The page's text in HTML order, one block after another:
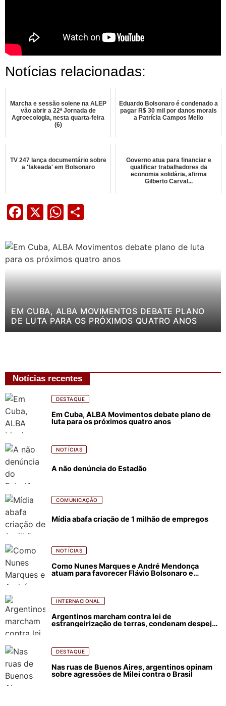
Notícias relacionadas:
Marcha e sessão solene na ALEP
vão abrir a 22ª Jornada de
Agroecologia, nesta quarta-feira
(6)
Eduardo Bolsonaro é condenado a
pagar R$ 30 mil por danos morais
a Patrícia Campos Mello
TV 247 lança documentário sobre
a 'fakeada' em Bolsonaro
Governo atua para financiar e
qualificar trabalhadores da
economia solidária, afirma
Gilberto Carval...
Facebook
X WhatsApp
EM CUBA, ALBA MOVIMENTOS DEBATE PLANO
DE LUTA PARA OS PRÓXIMOS QUATRO ANOS
Notícias recentes
DESTAQUE
Em Cuba, ALBA Movimentos debate plano de
luta para os próximos quatro anos
NOTÍCIAS
A não denúncia do Estadão
COMUNICAÇÃO
Mídia abafa criação de 1 milhão de empregos
NOTÍCIAS
Como Nunes Marques e André Mendonça
atuam para favorecer Flávio Bolsonaro e
INTERNACIONAL
Argentinos marcham contra lei de
estrangeirização de terras, condenam despejos
DESTAQUE
Nas ruas de Buenos Aires, argentinos opinam
sobre agressões de Milei contra o Brasil